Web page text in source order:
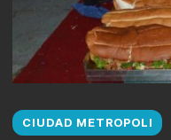
CIUDAD METROPOLI